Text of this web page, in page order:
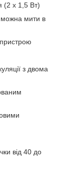
(2 x 1,5 Вт)
можна мити в
з двома
від 40 до